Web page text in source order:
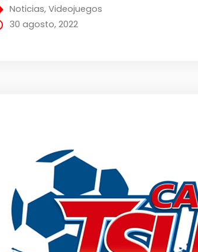
Noticias,Videojuegos
30 agosto, 2022